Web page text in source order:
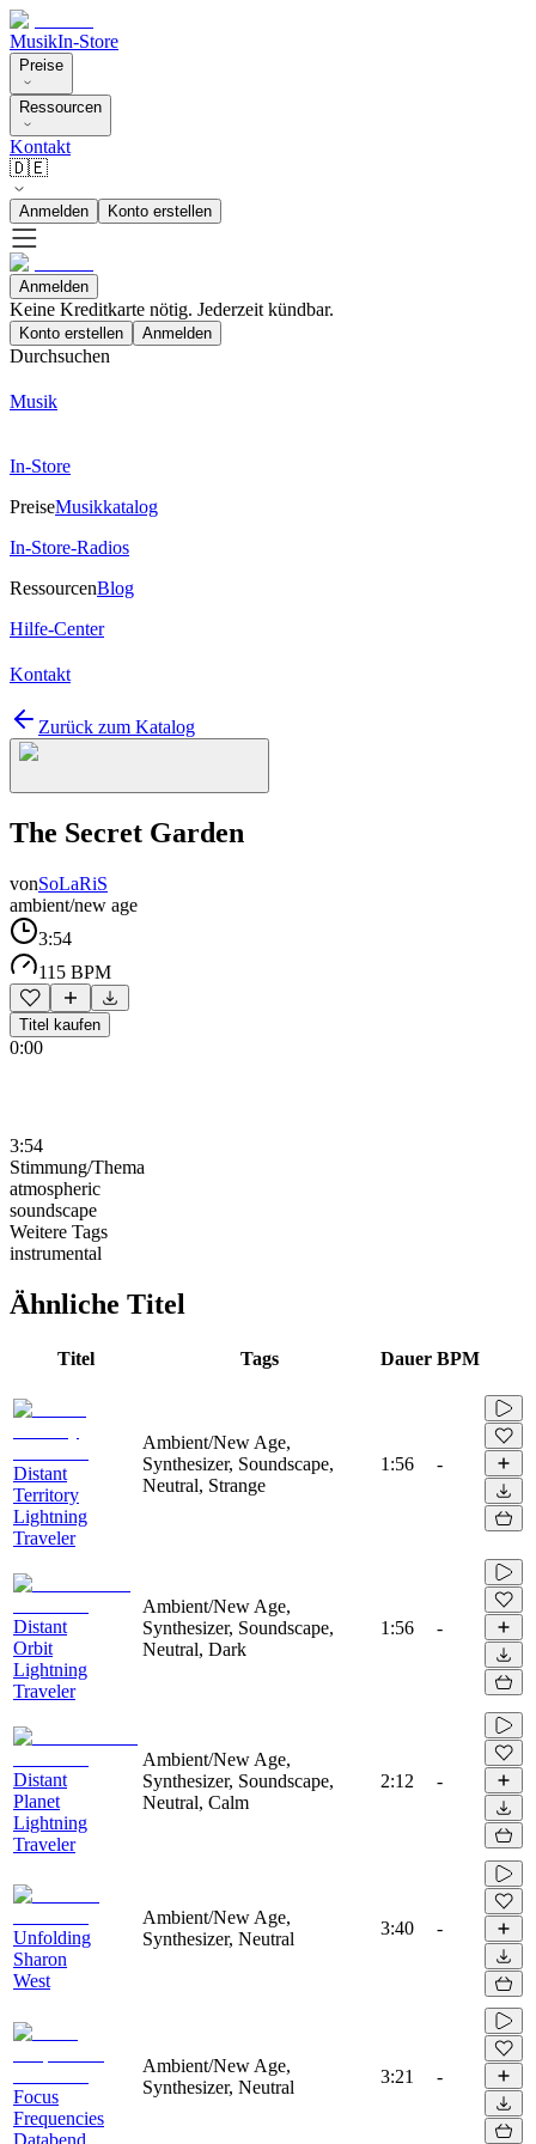
MusikIn-Store
Preise
Ressourcen
Kontakt
🇩🇪
Anmelden Konto erstellen
Anmelden
Keine Kreditkarte nötig. Jederzeit kündbar.
Konto erstellen Anmelden
Durchsuchen
Musik
In-Store
PreiseMusikkatalog
In-Store-Radios
RessourcenBlog
Hilfe-Center
Kontakt
Zurück zum Katalog
The Secret Garden
vonSoLaRiS
ambient/new age
3:54
115 BPM
Titel kaufen
0:00
3:54
Stimmung/Thema
atmospheric
soundscape
Weitere Tags
instrumental
Ähnliche Titel
Titel Tags Dauer BPM
Distant
Territory
Lightning
Traveler
Ambient/New Age,
Synthesizer, Soundscape,
Neutral, Strange
1:56 -
Distant
Orbit
Lightning
Traveler
Ambient/New Age,
Synthesizer, Soundscape,
Neutral, Dark
1:56 -
Distant
Planet
Lightning
Traveler
Ambient/New Age,
Synthesizer, Soundscape,
Neutral, Calm
2:12 -
Unfolding
Sharon
West
Ambient/New Age,
Synthesizer, Neutral
3:40 -
Focus
Frequencies
Databend
Ambient/New Age,
Synthesizer, Neutral
3:21 -